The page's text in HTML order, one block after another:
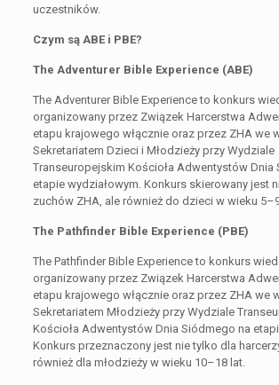
uczestników.
Czym są ABE i PBE?
The Adventurer Bible Experience (ABE)
The Adventurer Bible Experience to konkurs
organizowany przez Związek Harcerstwa
etapu krajowego włącznie oraz przez ZHA we
Sekretariatem Dzieci i Młodzieży przy Wydziale
Transeuropejskim Kościoła Adwentystów Dnia
etapie wydziałowym. Konkurs skierowany jest
zuchów ZHA, ale również do dzieci w wieku
The Pathfinder Bible Experience (PBE)
The Pathfinder Bible Experience to konkurs
organizowany przez Związek Harcerstwa
etapu krajowego włącznie oraz przez ZHA we
Sekretariatem Młodzieży przy Wydziale
Kościoła Adwentystów Dnia Siódmego na
Konkurs przeznaczony jest nie tylko dla
również dla młodzieży w wieku 10–18 lat.